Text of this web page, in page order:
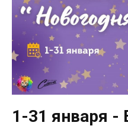
1-31 января -